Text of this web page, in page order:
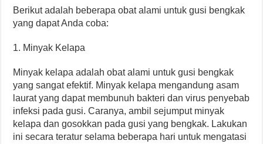
Berikut adalah beberapa obat alami untuk gusi bengkak
yang dapat Anda coba:
1. Minyak Kelapa
Minyak kelapa adalah obat alami untuk gusi bengkak
yang sangat efektif. Minyak kelapa mengandung asam
laurat yang dapat membunuh bakteri dan virus penyebab
infeksi pada gusi. Caranya, ambil sejumput minyak
kelapa dan gosokkan pada gusi yang bengkak. Lakukan
ini secara teratur selama beberapa hari untuk mengatasi